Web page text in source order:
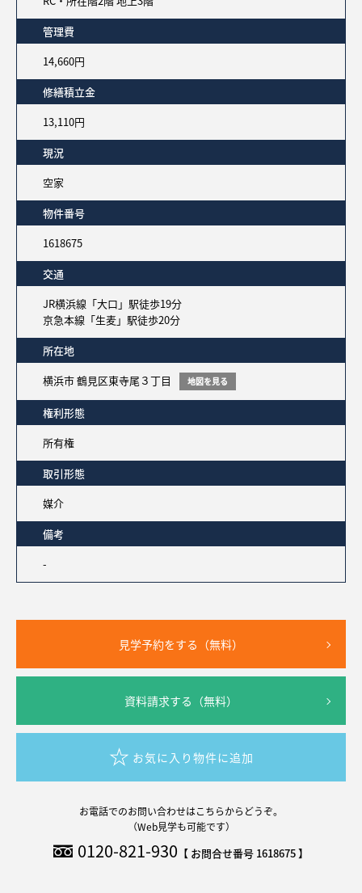
管理費
14,660円
修繕積立金
13,110円
現況
空家
物件番号
1618675
交通
JR横浜線「大口」駅徒歩19分
京急本線「生麦」駅徒歩20分
所在地
横浜市 鶴見区東寺尾３丁目
地図を見る
権利形態
所有権
取引形態
媒介
備考
-
見学予約をする（無料）
資料請求する（無料）
お気に入り物件に追加
お電話でのお問い合わせはこちらからどうぞ。
（Web見学も可能です）
0120-821-930 【 お問合せ番号 1618675 】